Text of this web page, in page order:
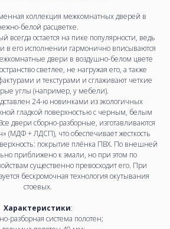
коллекция межкомнатных дверей в
белой расцветке.
всегда остается на пике популярности, ведь
в его исполнении гармонично вписываются
двери в воздушно-белом цвете
светлее, не нагружая его, а также
и текстурами и сглаживают четкие
углы (например, у мебели).
24-ю новинками из экологичных
гладкой поверхностью с черным, белым
двери сборно-разборные, изготавливаются
(МДФ + ЛДСП), что обеспечивает жесткость
покрытие плёнка ПВХ. По внешней
приближено к эмали, но при этом по
существенно превосходит его. При
бескромочная технология окутывания
стоевых.
Характеристики:
разборная система полотен;